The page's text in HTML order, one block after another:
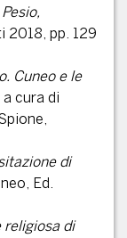
2018, pp. 129
Cuneo e le
cura di
di
Ed.
religiosa di